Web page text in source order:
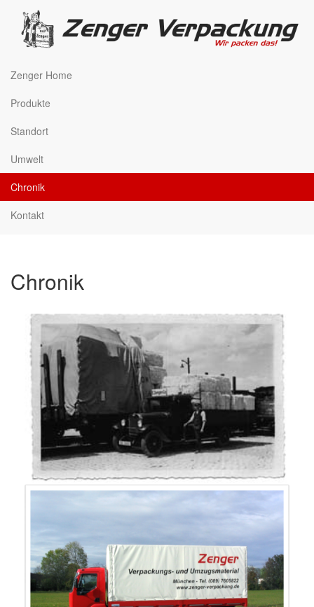
Zenger Home
Produkte
Standort
Umwelt
Chronik
Kontakt
Chronik